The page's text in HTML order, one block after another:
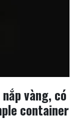
vàng, có
container